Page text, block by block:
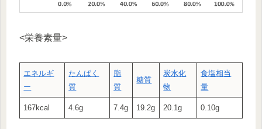
<栄養素量>
エネルギ
ー
たんぱく
質
脂
質
糖質
炭水化
物
食塩相当
量
167kcal 4.6g 7.4g 19.2g 20.1g 0.10g